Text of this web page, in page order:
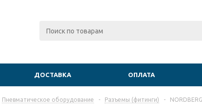
ДОСТАВКА ОПЛАТА
Пневматическое оборудование - Разъемы (фитинги) -